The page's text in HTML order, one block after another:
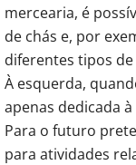
mercearia, é
de chás e, por
diferentes tipos
À esquerda,
apenas dedicada
Para o futuro
para atividades